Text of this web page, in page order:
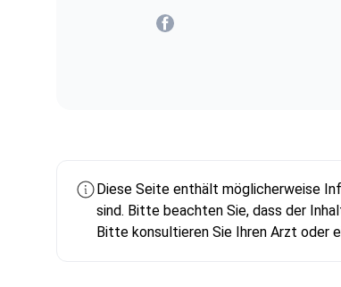
Mariia Mytrofankina
Diese Seite enthält möglicherweise
sind. Bitte beachten Sie, dass der
Bitte konsultieren Sie Ihren Arzt oder